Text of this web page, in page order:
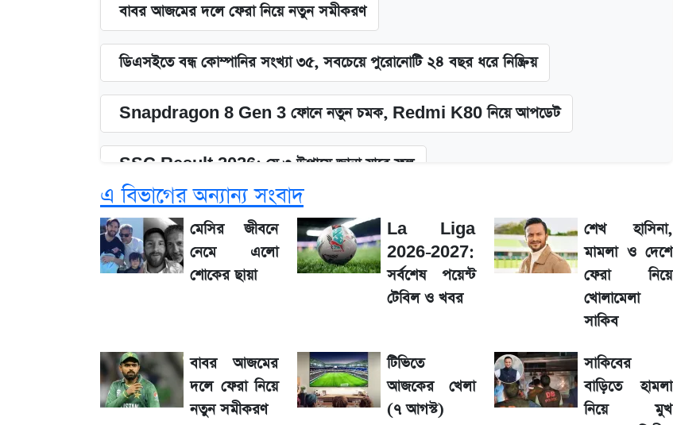
বাবর আজমের দলে ফেরা নিয়ে নতুন সমীকরণ
ডিএসইতে বন্ধ কোম্পানির সংখ্যা ৩৫, সবচেয়ে পুরোনোটি ২৪ বছর ধরে নিষ্ক্রিয়
Snapdragon 8 Gen 3 ফোনে নতুন চমক, Redmi K80 নিয়ে আপডেট
SSC Result 2026: যে ৩ উপায়ে জানা যাবে ফল
১৮০ দিনের মূল্যায়ন শেষে মন্ত্রিসভায় পরিবর্তন
জেনে নিন আজকের সোনা ও রুপার সর্বশেষ দাম
তাপমাত্রা নিয়ে নতুন পূর্বাভাস দিল আবহাওয়া অফিস
টিভিতে আজকের খেলা (৭ আগস্ট)
এ বিভাগের অন্যান্য সংবাদ
মেসির জীবনে
নেমে এলো
শোকের ছায়া
La Liga
2026-2027:
সর্বশেষ পয়েন্ট
টেবিল ও খবর
শেখ হাসিনা,
মামলা ও দেশে
ফেরা নিয়ে
খোলামেলা
সাকিব
বাবর আজমের
দলে ফেরা নিয়ে
নতুন সমীকরণ
টিভিতে
আজকের খেলা
(৭ আগস্ট)
সাকিবের
বাড়িতে হামলা
নিয়ে মুখ